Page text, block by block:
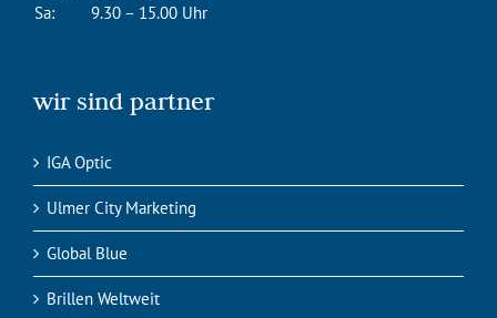
Sa:
9.30 – 15.00 Uhr
wir sind partner
IGA Optic
Ulmer City Marketing
Global Blue
Brillen Weltweit